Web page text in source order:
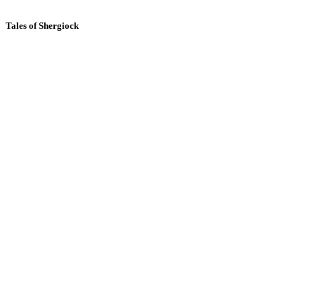
Tales of Shergiock